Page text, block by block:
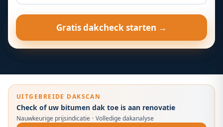
Gratis dakcheck starten →
UITGEBREIDE DAKSCAN
Check of uw bitumen dak toe is aan renovatie
Nauwkeurige prijsindicatie · Volledige dakanalyse